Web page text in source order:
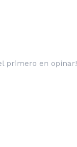
primero en opinar!